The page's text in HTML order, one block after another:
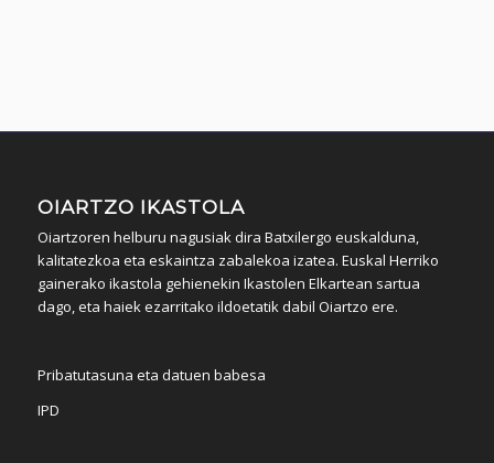
OIARTZO IKASTOLA
Oiartzoren helburu nagusiak dira Batxilergo euskalduna,
kalitatezkoa eta eskaintza zabalekoa izatea. Euskal Herriko
gainerako ikastola gehienekin Ikastolen Elkartean sartua
dago, eta haiek ezarritako ildoetatik dabil Oiartzo ere.
Pribatutasuna eta datuen babesa
IPD